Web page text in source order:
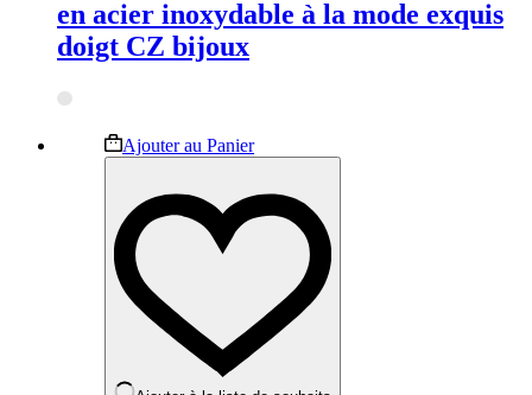
en acier inoxydable à la mode exquis
doigt CZ bijoux
Ajouter au PanierCe
produit
plusieurs
variations.
options
peuvent
être
choisies
sur